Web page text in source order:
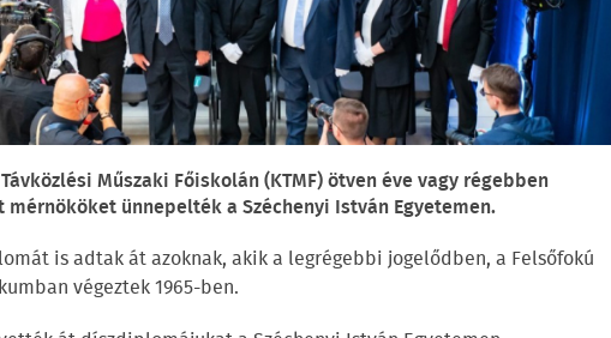
Műszaki Főiskolán (KTMF) ötven éve vagy régebben
ünnepelték a Széchenyi István Egyetemen.
is adtak át azoknak, akik a legrégebbi jogelődben, a Felsőfokú
végeztek 1965-ben.